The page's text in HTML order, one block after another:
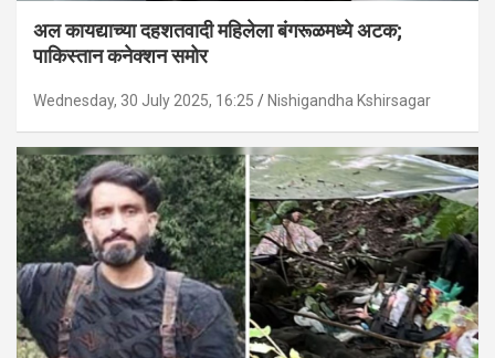
अल कायद्याच्या दहशतवादी महिलेला बंगरूळमध्ये अटक;
पाकिस्तान कनेक्शन समोर
Wednesday, 30 July 2025, 16:25 Nishigandha Kshirsagar